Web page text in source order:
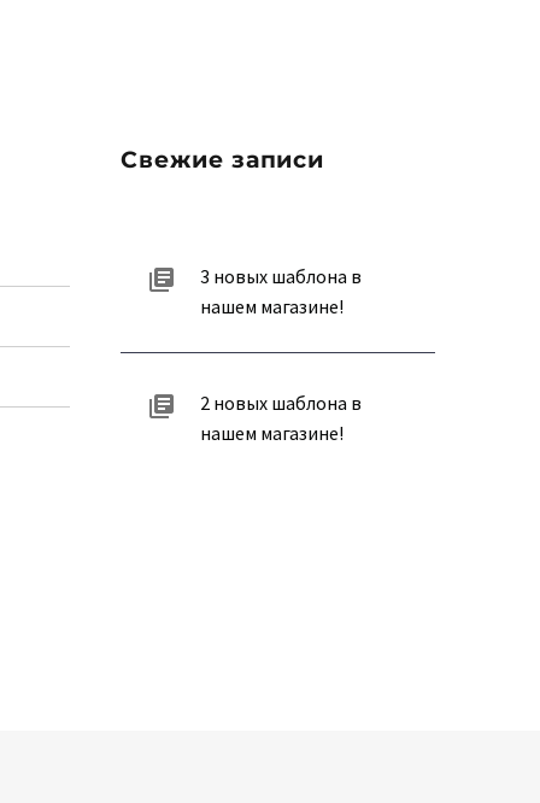
Свежие записи
3 новых шаблона в
нашем магазине!
2 новых шаблона в
нашем магазине!